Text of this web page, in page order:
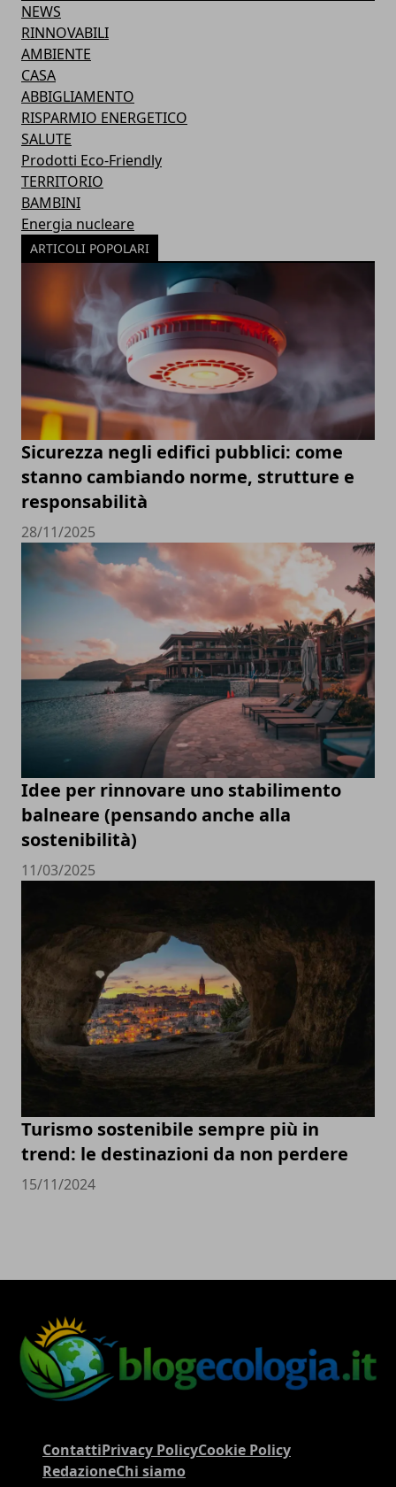
NEWS
RINNOVABILI
AMBIENTE
CASA
ABBIGLIAMENTO
RISPARMIO ENERGETICO
SALUTE
Prodotti Eco-Friendly
TERRITORIO
BAMBINI
Energia nucleare
ARTICOLI POPOLARI
Sicurezza negli edifici pubblici: come
stanno cambiando norme, strutture e
responsabilità
28/11/2025
Idee per rinnovare uno stabilimento
balneare (pensando anche alla
sostenibilità)
11/03/2025
Turismo sostenibile sempre più in
trend: le destinazioni da non perdere
15/11/2024
ContattiPrivacy PolicyCookie Policy
RedazioneChi siamo